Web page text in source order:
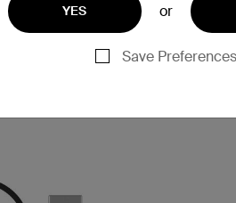
YES or
Save Preferences